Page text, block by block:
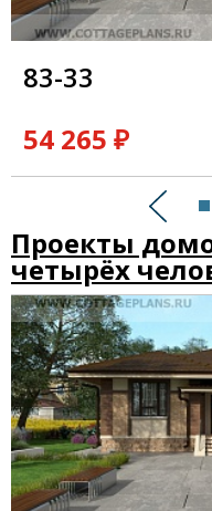
83-33
54 265 ₽
Проекты
четырёх